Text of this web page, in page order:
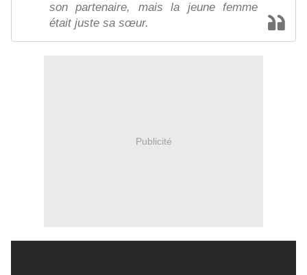
son partenaire, mais la jeune femme
était juste sa sœur.
Publicité